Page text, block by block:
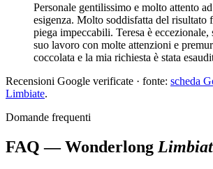
Personale gentilissimo e molto attento
esigenza. Molto soddisfatta del risultato
piega impeccabili. Teresa è
suo lavoro con molte attenzioni e
coccolata e la mia richiesta è stata
Recensioni Google verificate · fonte: scheda
Limbiate.
Domande frequenti
FAQ — Wonderlong